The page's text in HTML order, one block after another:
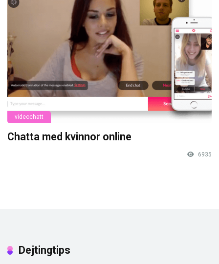
videochatt
Chatta med kvinnor online
6935
Dejtingtips